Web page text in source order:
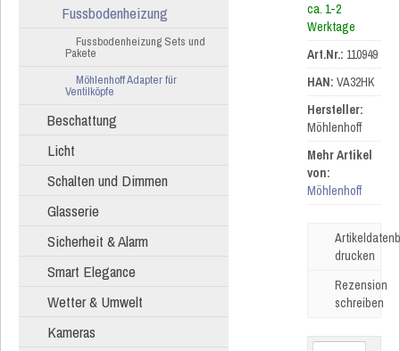
Fussbodenheizung
Fussbodenheizung Sets und
Pakete
Möhlenhoff Adapter für
Ventilköpfe
Beschattung
Licht
Schalten und Dimmen
Glasserie
Sicherheit & Alarm
Smart Elegance
Wetter & Umwelt
Kameras
ca. 1-2
Werktage
Art.Nr.: 110949
HAN: VA32HK
Hersteller:
Möhlenhoff
Mehr Artikel
von:
Möhlenhoff
drucken
Rezension
schreiben